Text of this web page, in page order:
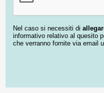
Nel caso si necessiti di
informativo relativo al quesito
che verranno fornite via email